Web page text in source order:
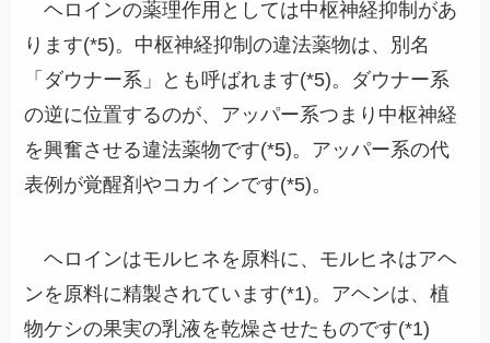
ヘロインの薬理作用としては中枢神経抑制があ
ります(*5)。中枢神経抑制の違法薬物は、別名
「ダウナー系」とも呼ばれます(*5)。ダウナー系
の逆に位置するのが、アッパー系つまり中枢神経
を興奮させる違法薬物です(*5)。アッパー系の代
表例が覚醒剤やコカインです(*5)。
ヘロインはモルヒネを原料に、モルヒネはアヘ
ンを原料に精製されています(*1)。アヘンは、植
物ケシの果実の乳液を乾燥させたものです(*1)